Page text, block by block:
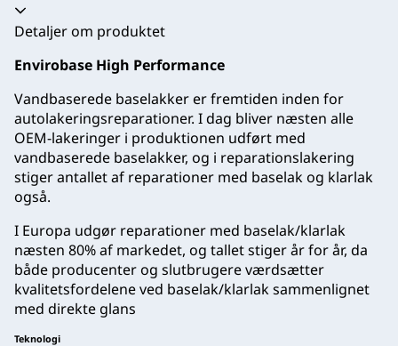
Harmonika kollapset
Detaljer om produktet
Envirobase High Performance
Vandbaserede baselakker er fremtiden inden for
autolakeringsreparationer. I dag bliver næsten alle
OEM-lakeringer i produktionen udført med
vandbaserede baselakker, og i reparationslakering
stiger antallet af reparationer med baselak og klarlak
også.
I Europa udgør reparationer med baselak/klarlak
næsten 80% af markedet, og tallet stiger år for år, da
både producenter og slutbrugere værdsætter
kvalitetsfordelene ved baselak/klarlak sammenlignet
med direkte glans
Teknologi